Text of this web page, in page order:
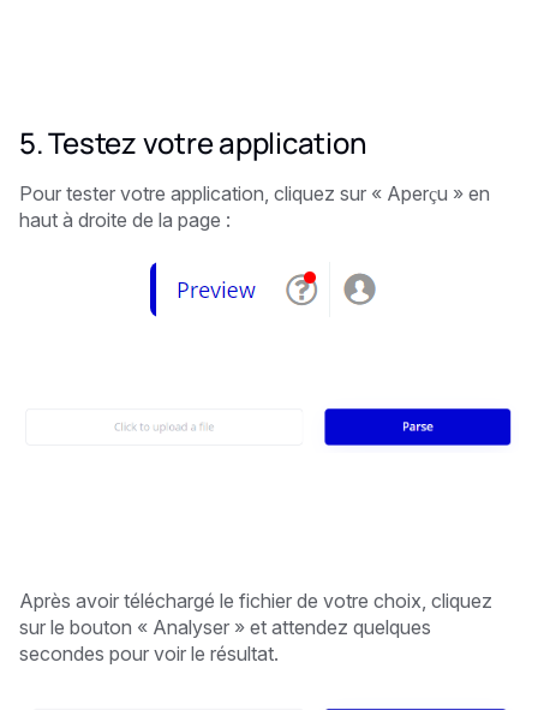
5. Testez votre application
Pour tester votre application, cliquez sur « Aperçu » en
haut à droite de la page :
Après avoir téléchargé le fichier de votre choix, cliquez
sur le bouton « Analyser » et attendez quelques
secondes pour voir le résultat.